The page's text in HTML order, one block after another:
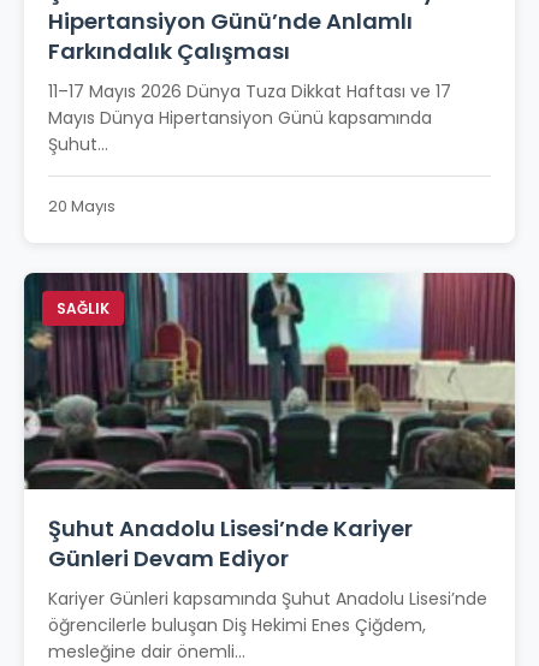
Hipertansiyon Günü’nde Anlamlı
Farkındalık Çalışması
11–17 Mayıs 2026 Dünya Tuza Dikkat Haftası ve 17
Mayıs Dünya Hipertansiyon Günü kapsamında
Şuhut...
20 Mayıs
SAĞLIK
Şuhut Anadolu Lisesi’nde Kariyer
Günleri Devam Ediyor
Kariyer Günleri kapsamında Şuhut Anadolu Lisesi’nde
öğrencilerle buluşan Diş Hekimi Enes Çiğdem,
mesleğine dair önemli...